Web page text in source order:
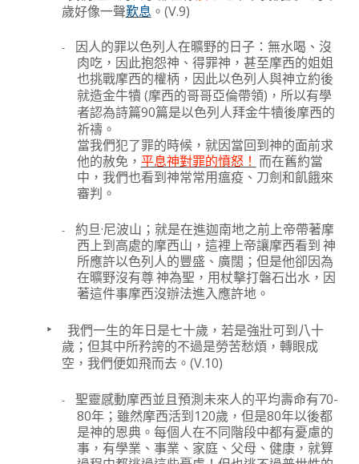
歲好像一聲歎息 。 (V.9)
-
因人的罪以色列人在曠野的日子：無水喝、沒
肉吃，因此抱怨神、得罪神，甚至摩西的姐姐
也挑戰摩西的權柄，因此以色列人與神立約後
就造金牛犢 (摩西的哥哥亞倫帶領) ，所以有學
者認為詩篇90篇是以色列人拜金牛犢後摩西的
祈禱。
當我們犯了罪的時候，就因當回到神的面前求
他的赦免， 平息神對罪的憤怒！
而在舊約當
中，我們也看到神常常用瘟疫、刀劍和飢餓來
審判。
- 約旦·尼波山；就是在進迦南地之前上帝帶著摩
西上到高處的摩西山，這裡上帝讓摩西看到 神
所應許以色列人的豐盛、廣闊；但是他卻因為
在曠野沒有尊 神為聖，用杖擊打磐石出水，因
著這件事摩西沒辦法進入應許地。
‣
我們一生的年日是七十歲，若是強壯可到八十
歲；但其中所矜誇的不過是勞苦愁煩，轉眼成
空，我們便如飛而去。 (V.10)
- 聖靈感動摩西並且預測未來人的平均壽命有70-
80年；雖然摩西活到 120歲 ，但是80年以後都
是神的恩典。每個人在不同 階段中都有憂慮的
事，有學業、事業、家庭、父母、健康，就算